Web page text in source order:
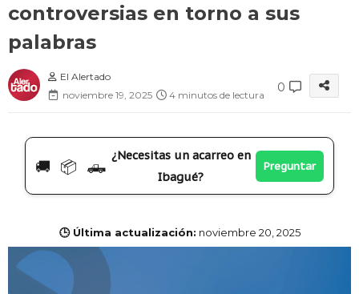
controversias en torno a sus
palabras
El Alertado
noviembre 19, 2025
4 minutos de lectura
0
🚚 📦 🛻
¿Necesitas un acarreo en
Ibagué?
Preguntar
🕒 Última actualización: noviembre 20, 2025